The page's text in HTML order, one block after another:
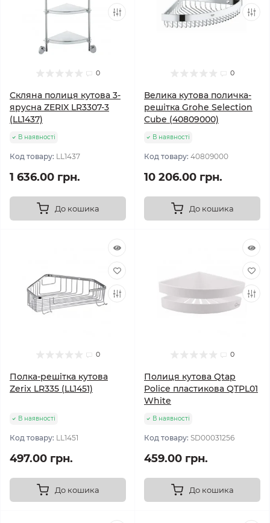
0
Скляна полиця кутова 3-
ярусна ZERIX LR3307-3
(LL1437)
В наявності
Код товару: LL1437
1 636.00 грн.
До кошика
0
Велика кутова поличка-
решітка Grohe Selection
Cube (40809000)
В наявності
Код товару: 40809000
10 206.00 грн.
До кошика
0
Полка-решітка кутова
Zerix LR335 (LL1451)
В наявності
Код товару: LL1451
497.00 грн.
До кошика
0
Полиця кутова Qtap
Police пластикова QTPL01
White
В наявності
Код товару: SD00031256
459.00 грн.
До кошика